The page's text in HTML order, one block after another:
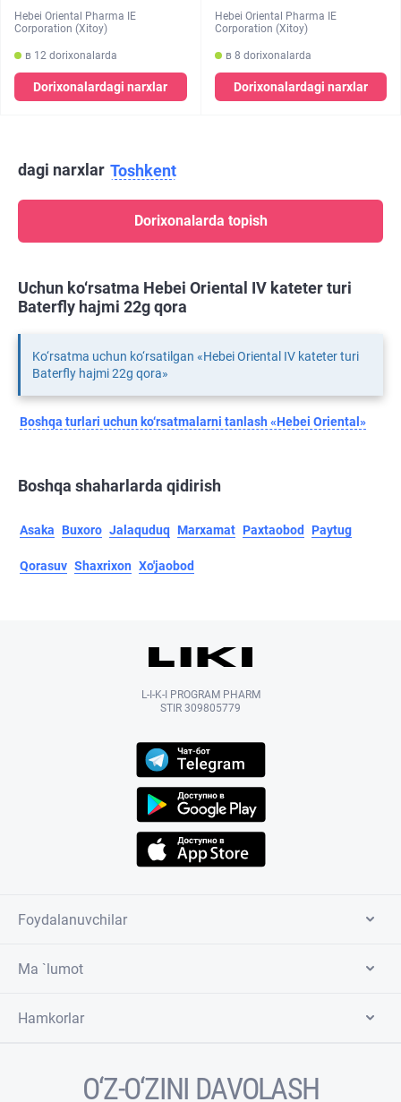
Hebei Oriental Pharma IE
Corporation (Xitoy)
в 12 dorixonalarda
Dorixonalardagi narxlar
Hebei Oriental Pharma IE
Corporation (Xitoy)
в 8 dorixonalarda
Dorixonalardagi narxlar
dagi narxlar Toshkent
Dorixonalarda topish
Uchun ko‘rsatma Hebei Oriental IV kateter turi
Baterfly hajmi 22g qora
Ko‘rsatma uchun ko‘rsatilgan «Hebei Oriental IV kateter turi
Baterfly hajmi 22g qora»
Boshqa turlari uchun ko‘rsatmalarni tanlash «Hebei Oriental»
Boshqa shaharlarda qidirish
Asaka Buxoro Jalaquduq Marxamat Paxtaobod Paytug
Qorasuv Shaxrixon Xo'jaobod
L-I-K-I PROGRAM PHARM
STIR 309805779
Foydalanuvchilar
Ma `lumot
Hamkorlar
O‘Z-O‘ZINI DAVOLASH